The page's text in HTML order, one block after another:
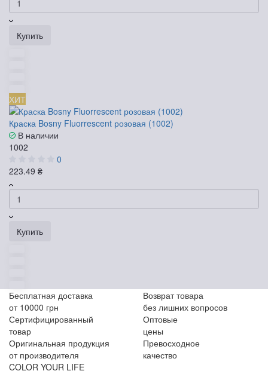
Купить
ХИТ
Краска Bosny Fluorrescent розовая (1002)
В наличии
1002
0
223.49 ₴
Купить
Бесплатная доставка
от 10000 грн
Возврат товара
без лишних вопросов
Сертифицированный
товар
Оптовые
цены
Оригинальная продукция
от производителя
Превосходное
качество
COLOR YOUR LIFE